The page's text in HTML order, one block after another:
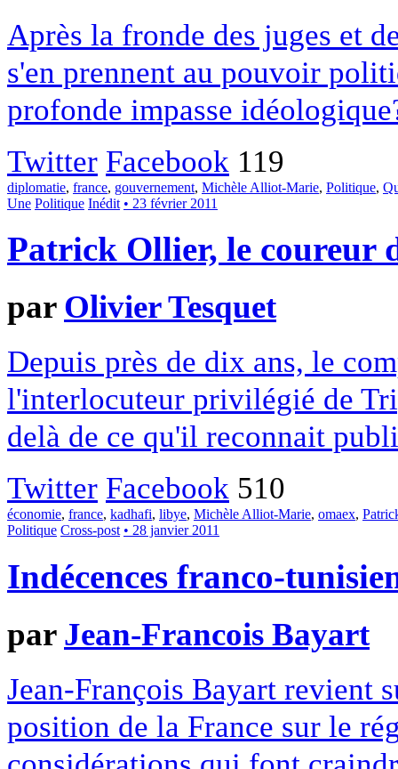
Après la fronde des juges et
s'en prennent au pouvoir
profonde impasse
Twitter Facebook 119
diplomatie, france, gouvernement, Michèle Alliot-Marie, Politique,
Une Politique Inédit • 23 février 2011
Patrick Ollier, le coureur
par Olivier Tesquet
Depuis près de dix ans, le
l'interlocuteur privilégié de
delà de ce qu'il reconnait
Twitter Facebook 510
économie, france, kadhafi, libye, Michèle Alliot-Marie, omaex,
Politique Cross-post • 28 janvier 2011
Indécences franco-
par Jean-Francois Bayart
Jean-François Bayart revient
position de la France sur le